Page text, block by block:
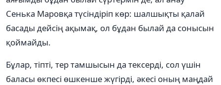
Сенька Маровқа түсіндіріп көр: шалшықты қалай
басады дейсің ақымақ, ол бұдан былай да сонысын
қоймайды.
Бұлар, тіпті, тер тамшысын да тексерді, сол үшін
баласы өкпесі өшкенше жүгірді, әкесі оның маңдай